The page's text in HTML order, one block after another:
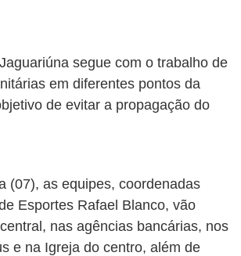
segue com o trabalho de
em diferentes pontos da
de evitar a propagação do
(07), as equipes, coordenadas
Esportes Rafael Blanco, vão
nas agências bancárias, nos
e na Igreja do centro, além de